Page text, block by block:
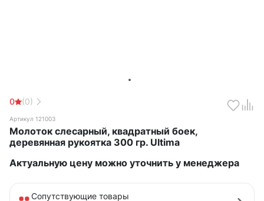
0 (0)
Артикул 121003
Молоток слесарный, квадратный боек,
деревянная рукоятка 300 гр. Ultima
Актуальную цену можно уточнить у менеджера
Сопутствующие товары